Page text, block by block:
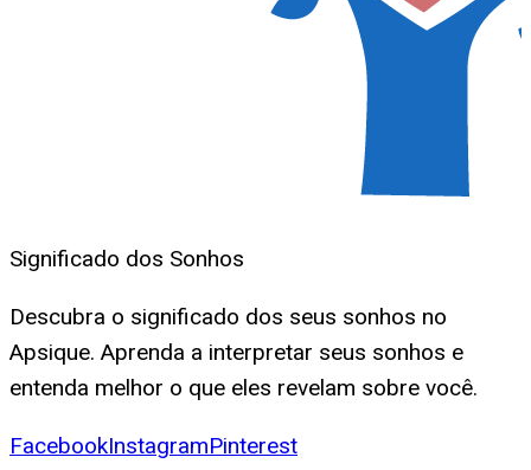
Significado dos Sonhos
Descubra o significado dos seus sonhos no
Apsique. Aprenda a interpretar seus sonhos e
entenda melhor o que eles revelam sobre você.
FacebookInstagramPinterest